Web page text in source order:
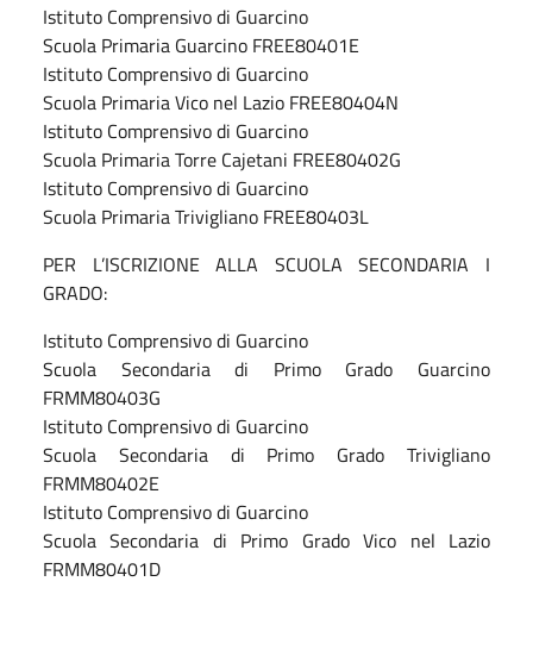
Istituto Comprensivo di Guarcino
Scuola Primaria Guarcino FREE80401E
Istituto Comprensivo di Guarcino
Scuola Primaria Vico nel Lazio FREE80404N
Istituto Comprensivo di Guarcino
Scuola Primaria Torre Cajetani FREE80402G
Istituto Comprensivo di Guarcino
Scuola Primaria Trivigliano FREE80403L
PER L’ISCRIZIONE ALLA SCUOLA SECONDARIA I
GRADO:
Istituto Comprensivo di Guarcino
Scuola Secondaria di Primo Grado Guarcino
FRMM80403G
Istituto Comprensivo di Guarcino
Scuola Secondaria di Primo Grado Trivigliano
FRMM80402E
Istituto Comprensivo di Guarcino
Scuola Secondaria di Primo Grado Vico nel Lazio
FRMM80401D